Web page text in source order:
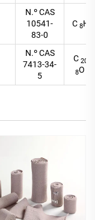
N.º CAS
10541-
83-0
C 8H
N.º CAS
7413-34-
5
C 20
8O